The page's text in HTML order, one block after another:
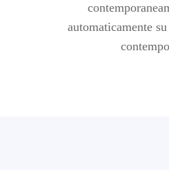
automaticamente